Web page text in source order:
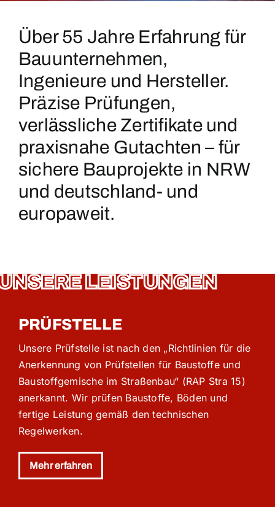
Über 55 Jahre Erfahrung für
Bauunternehmen,
Ingenieure und Hersteller.
Präzise Prüfungen,
verlässliche Zertifikate und
praxisnahe Gutachten – für
sichere Bauprojekte in NRW
und deutschland- und
europaweit.
LEISTUNGEN
PRÜFSTELLE
Unsere Prüfstelle ist nach den „Richtlinien für die
Anerkennung von Prüfstellen für Baustoffe und
Baustoffgemische im Straßenbau“ (RAP Stra 15)
anerkannt. Wir prüfen Baustoffe, Böden und
fertige Leistung gemäß den technischen
Regelwerken.
Mehr erfahren